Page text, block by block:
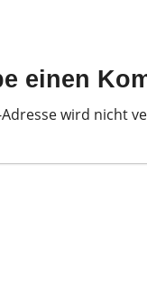
einen
Adresse wird nicht